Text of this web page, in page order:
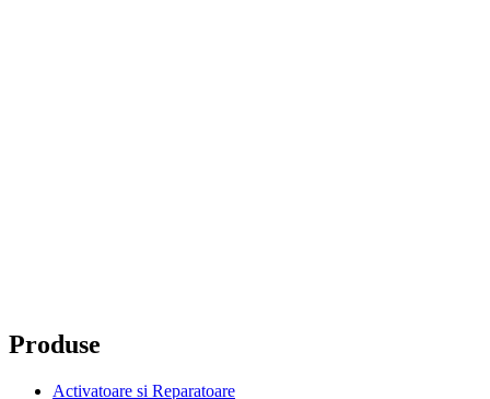
Produse
Activatoare si Reparatoare